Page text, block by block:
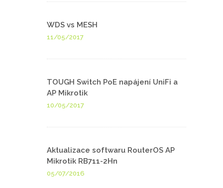
WDS vs MESH
11/05/2017
TOUGH Switch PoE napájení UniFi a
AP Mikrotik
10/05/2017
Aktualizace softwaru RouterOS AP
Mikrotik RB711-2Hn
05/07/2016